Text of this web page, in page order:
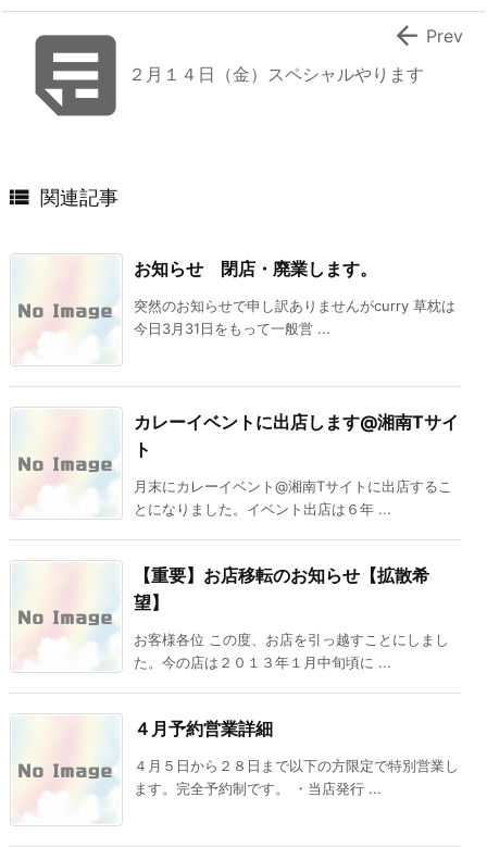
 ２月１４日（金）スペシャルやります
 Prev
 関連記事
お知らせ 閉店・廃業します。
突然のお知らせで申し訳ありませんがcurry 草枕は
今日3月31日をもって一般営 ...
カレーイベントに出店します@湘南Tサイ
ト
月末にカレーイベント@湘南Tサイトに出店するこ
とになりました。イベント出店は６年 ...
【重要】お店移転のお知らせ【拡散希
望】
お客様各位 この度、お店を引っ越すことにしまし
た。今の店は２０１３年１月中旬頃に ...
４月予約営業詳細
４月５日から２８日まで以下の方限定で特別営業し
ます。完全予約制です。 ・当店発行 ...